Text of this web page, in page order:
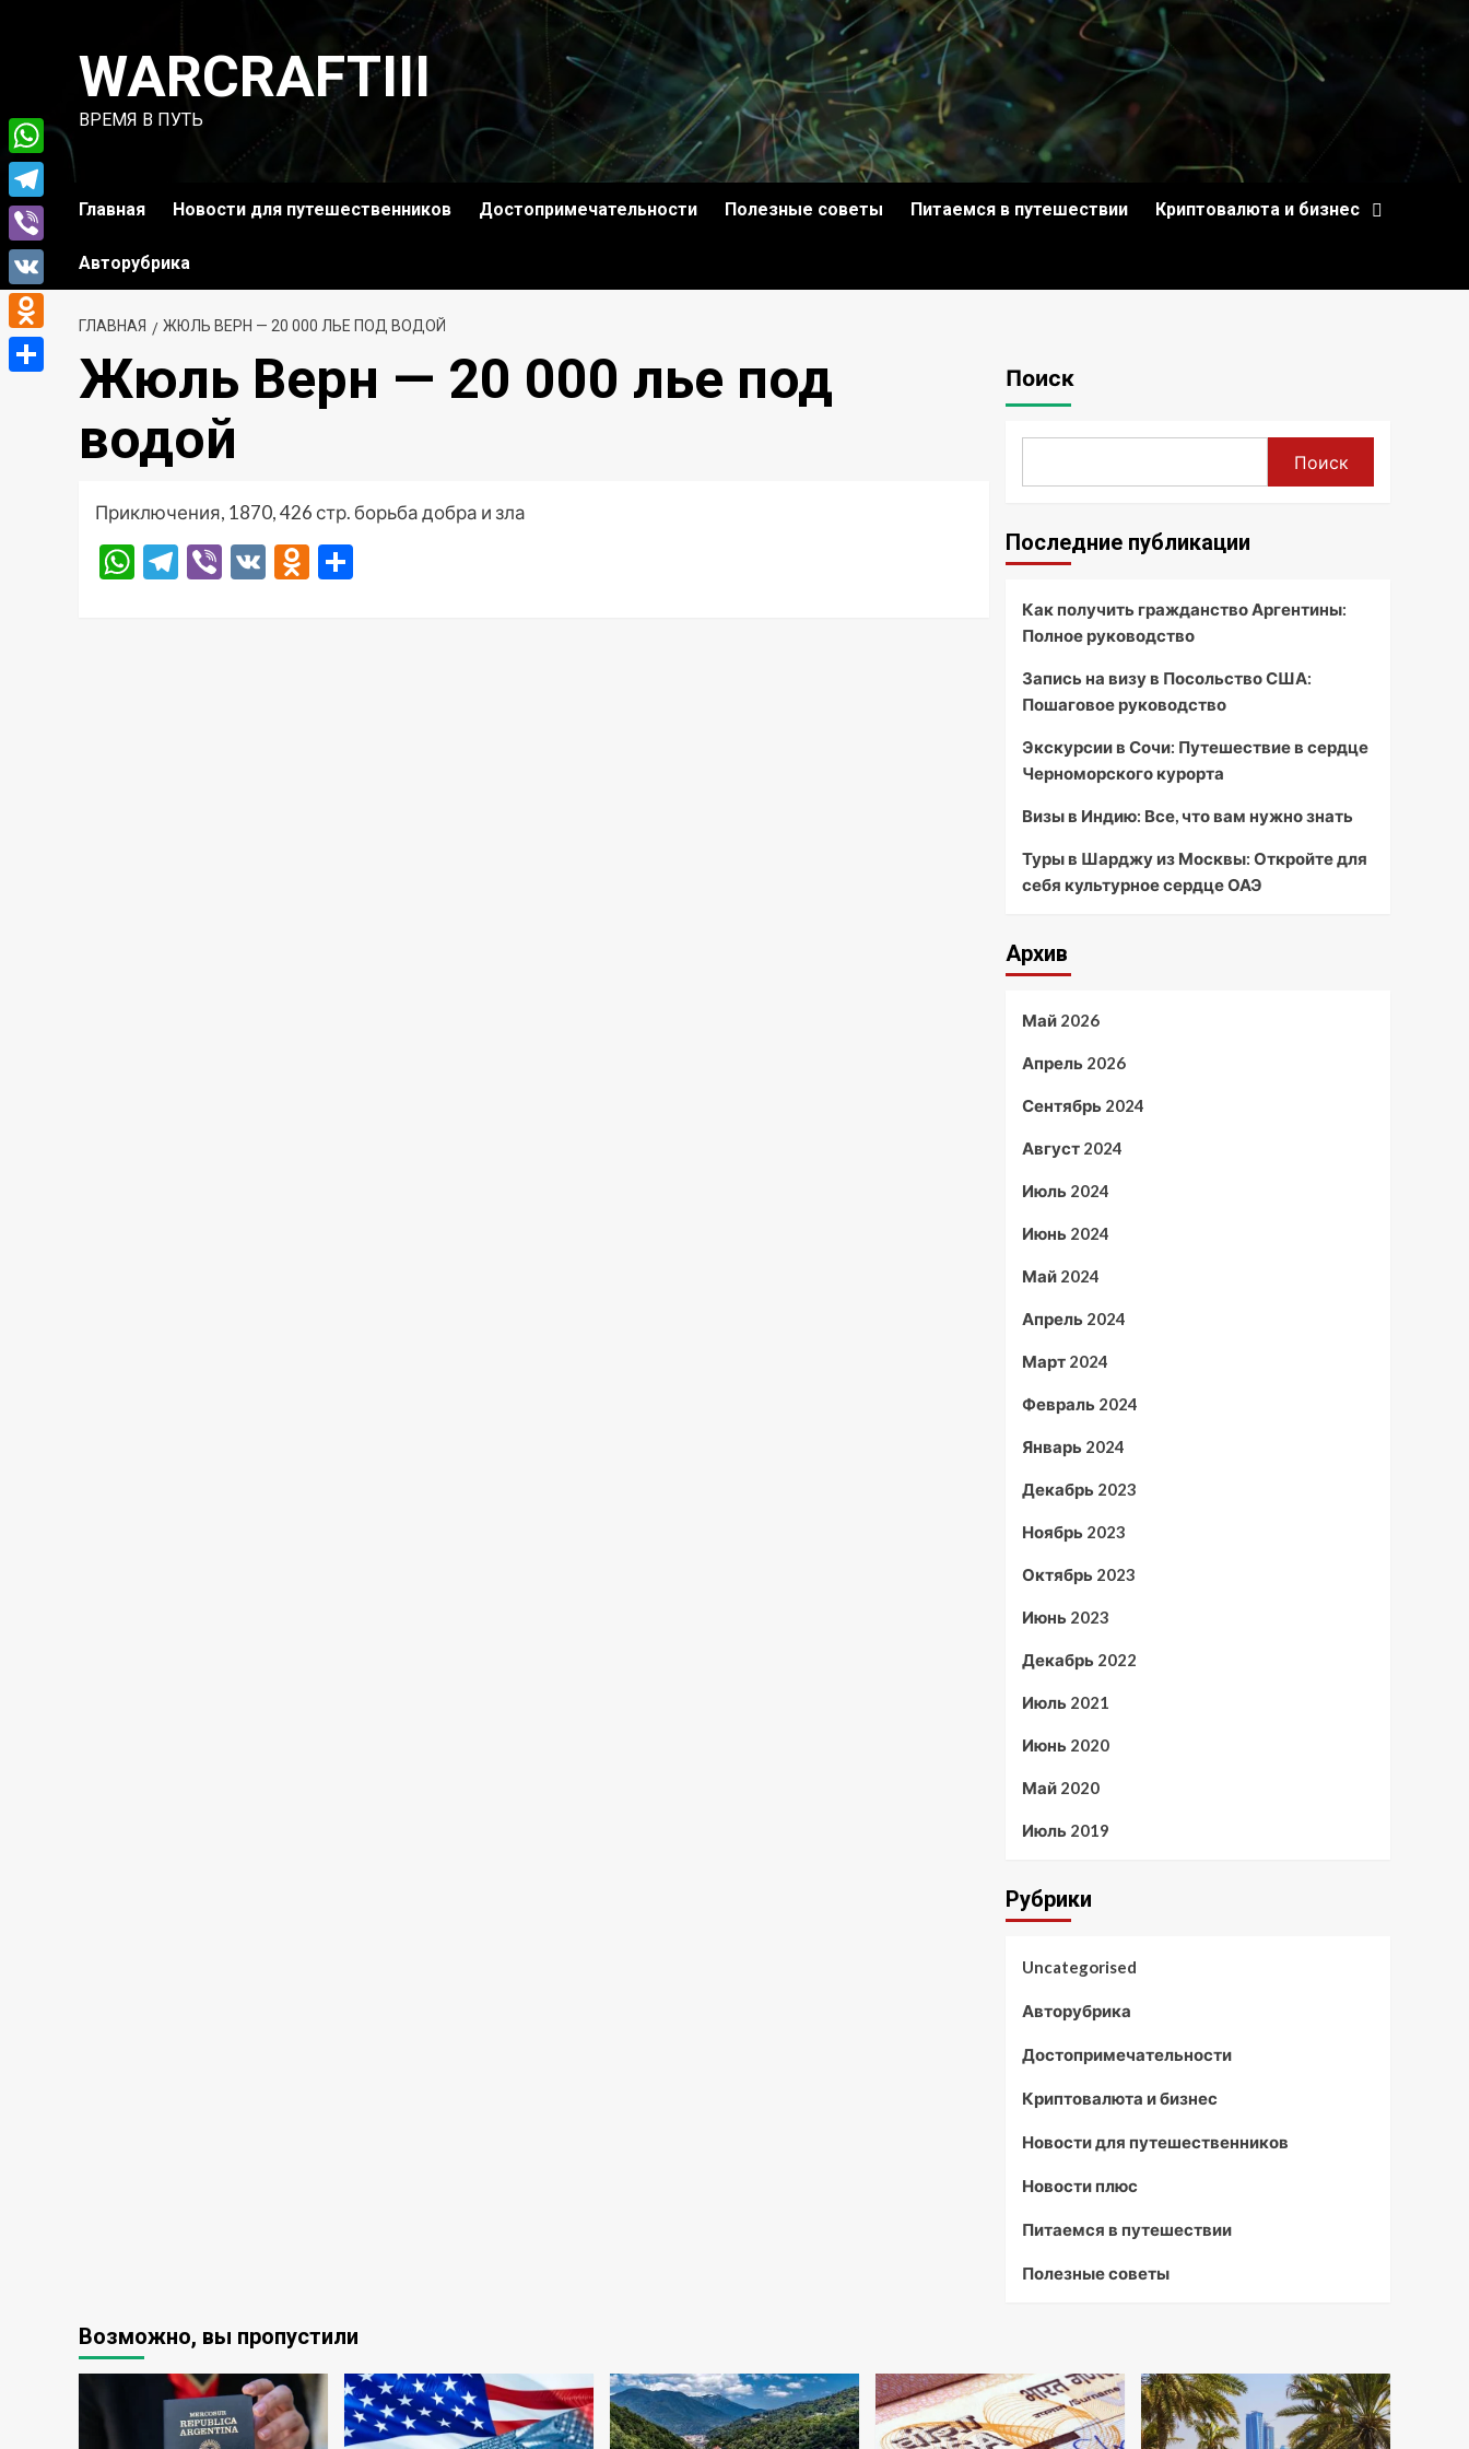
содержимомуWARCRAFTIII
ВРЕМЯ В ПУТЬ
Главная Новости для путешественников Достопримечательности Полезные советы Питаемся в путешествии Криптовалюта и бизнес
Авторубрика
ГЛАВНАЯ ЖЮЛЬ ВЕРН — 20 000 ЛЬЕ ПОД ВОДОЙ
Жюль Верн — 20 000 лье под
водой
Приключения, 1870, 426 стр. борьба добра и зла
WhatsApp
Telegram
Viber
VK Odnoklassniki
Поиск
Поиск
Последние публикации
Как получить гражданство Аргентины:
Полное руководство
Запись на визу в Посольство США:
Пошаговое руководство
Экскурсии в Сочи: Путешествие в сердце
Черноморского курорта
Визы в Индию: Все, что вам нужно знать
Туры в Шарджу из Москвы: Откройте для
себя культурное сердце ОАЭ
Архив
Май 2026
Апрель 2026
Сентябрь 2024
Август 2024
Июль 2024
Июнь 2024
Май 2024
Апрель 2024
Март 2024
Февраль 2024
Январь 2024
Декабрь 2023
Ноябрь 2023
Октябрь 2023
Июнь 2023
Декабрь 2022
Июль 2021
Июнь 2020
Май 2020
Июль 2019
Рубрики
Uncategorised
Авторубрика
Достопримечательности
Криптовалюта и бизнес
Новости для путешественников
Новости плюс
Питаемся в путешествии
Полезные советы
Возможно, вы пропустили
WhatsApp
Telegram
Viber
VK
Odnoklassniki
Отправить